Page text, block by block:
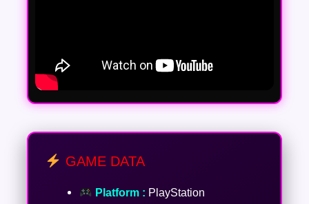
GAME DATA
Platform : PlayStation